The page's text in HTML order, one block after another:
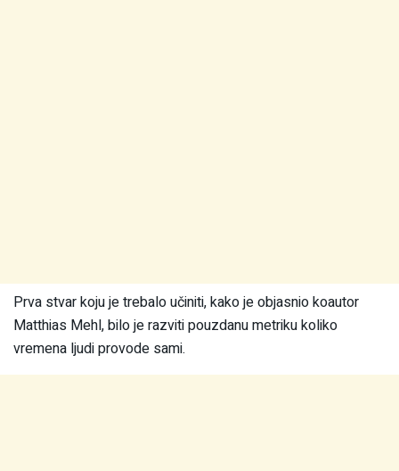
Prva stvar koju je trebalo učiniti, kako je objasnio koautor
Matthias Mehl, bilo je razviti pouzdanu metriku koliko
vremena ljudi provode sami.